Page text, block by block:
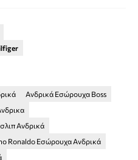
Ανδρικά Εσώρουχα Boss
Ανδρικά
Ronaldo Εσώρουχα Ανδρικά